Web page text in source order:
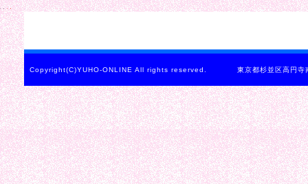
Copyright(C)YUHO-ONLINE All rights reserved. 東京都杉並区高円寺